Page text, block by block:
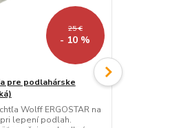
25 €
- 10 %
pre podlahárske
Wolff ERGOSTAR na
lepení podlah.
Lepidlo na